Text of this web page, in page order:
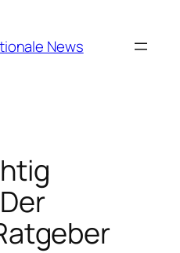
News